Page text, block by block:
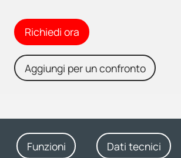
Richiedi ora
Aggiungi per un confronto
Funzioni Dati tecnici